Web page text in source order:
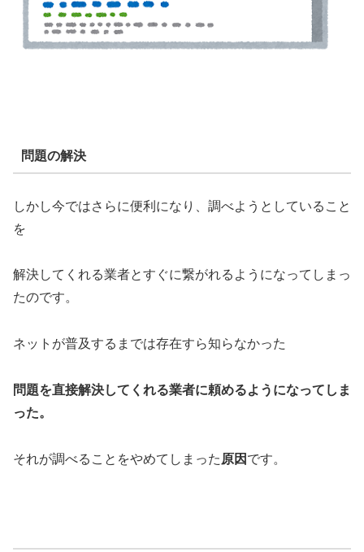
問題の解決
しかし今ではさらに便利になり、調べようとしていること
を
解決してくれる業者とすぐに繋がれるようになってしまっ
たのです。
ネットが普及するまでは存在すら知らなかった
問題を直接解決してくれる業者に頼めるようになってしま
った。
それが調べることをやめてしまった 原因 です。